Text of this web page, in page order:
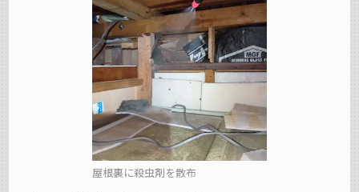
屋根裏に殺虫剤を散布